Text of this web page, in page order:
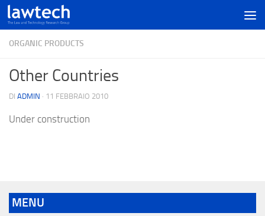
ORGANIC PRODUCTS
Other Countries
DI ADMIN · 11 FEBBRAIO 2010
Under construction
MENU